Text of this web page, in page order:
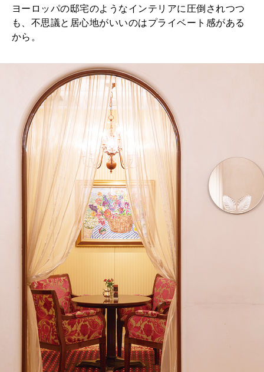
ヨーロッパの邸宅のようなインテリアに圧倒されつつ
も、不思議と居心地がいいのはプライベート感がある
から。